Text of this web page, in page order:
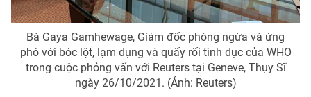
VTV4 Vươn mình bằng AI
VTV9 VTV8
Liên hệ tòa soạn English
Bà Gaya Gamhewage, Giám đốc phòng ngừa và ứng
phó với bóc lột, lạm dụng và quấy rối tình dục của WHO
trong cuộc phỏng vấn với Reuters tại Geneve, Thụy Sĩ
ngày 26/10/2021. (Ảnh: Reuters)